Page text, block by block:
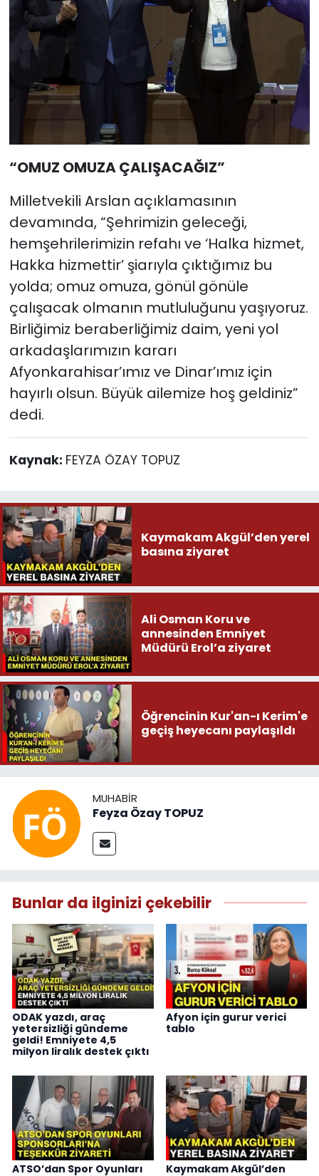
“OMUZ OMUZA ÇALIŞACAĞIZ”
Milletvekili Arslan açıklamasının
devamında, “Şehrimizin geleceği,
hemşehrilerimizin refahı ve ‘Halka hizmet,
Hakka hizmettir’ şiarıyla çıktığımız bu
yolda; omuz omuza, gönül gönüle
çalışacak olmanın mutluluğunu yaşıyoruz.
Birliğimiz beraberliğimiz daim, yeni yol
arkadaşlarımızın kararı
Afyonkarahisar’ımız ve Dinar’ımız için
hayırlı olsun. Büyük ailemize hoş geldiniz”
dedi.
Kaynak: FEYZA ÖZAY TOPUZ
Kaymakam Akgül’den yerel
basına ziyaret
Ali Osman Koru ve
annesinden Emniyet
Müdürü Erol’a ziyaret
Öğrencinin Kur'an-ı Kerim'e
geçiş heyecanı paylaşıldı
MUHABIR
Feyza Özay TOPUZ
Bunlar da ilginizi çekebilir
ODAK yazdı, araç
yetersizliği gündeme
geldi! Emniyete 4,5
milyon liralık destek çıktı
Afyon için gurur verici
tablo
ATSO’dan Spor Oyunları
Kaymakam Akgül’den